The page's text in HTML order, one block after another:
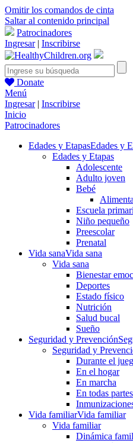
Omitir los comandos de cinta
Saltar al contenido principal
Patrocinadores
Ingresar| Inscribirse
Donate
Menú
Ingresar| Inscribirse
Inicio
Patrocinadores
Edades y EtapasEdades y
Edades y Etapas
Adolescente
Adulto joven
Bebé
Escuela
Niño pequeño
Preescolar
Prenatal
Vida sanaVida sana
Vida sana
Bienestar
Deportes
Estado físico
Nutrición
Salud bucal
Sueño
Seguridad y Prevención
Seguridad y
Durante el
En el hogar
En marcha
En todas partes
Vida familiarVida familiar
Vida familiar
Dinámica